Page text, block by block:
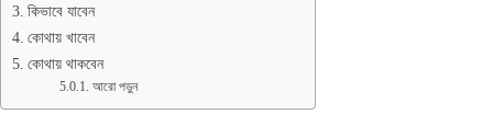
কিভাবে যাবেন
কোথায় খাবেন
কোথায় থাকবেন
আরো পড়ুন